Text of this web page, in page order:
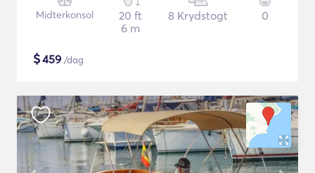
Midterkonsol
20 ft
6 m
8 Krydstogt 0
$459 /dag